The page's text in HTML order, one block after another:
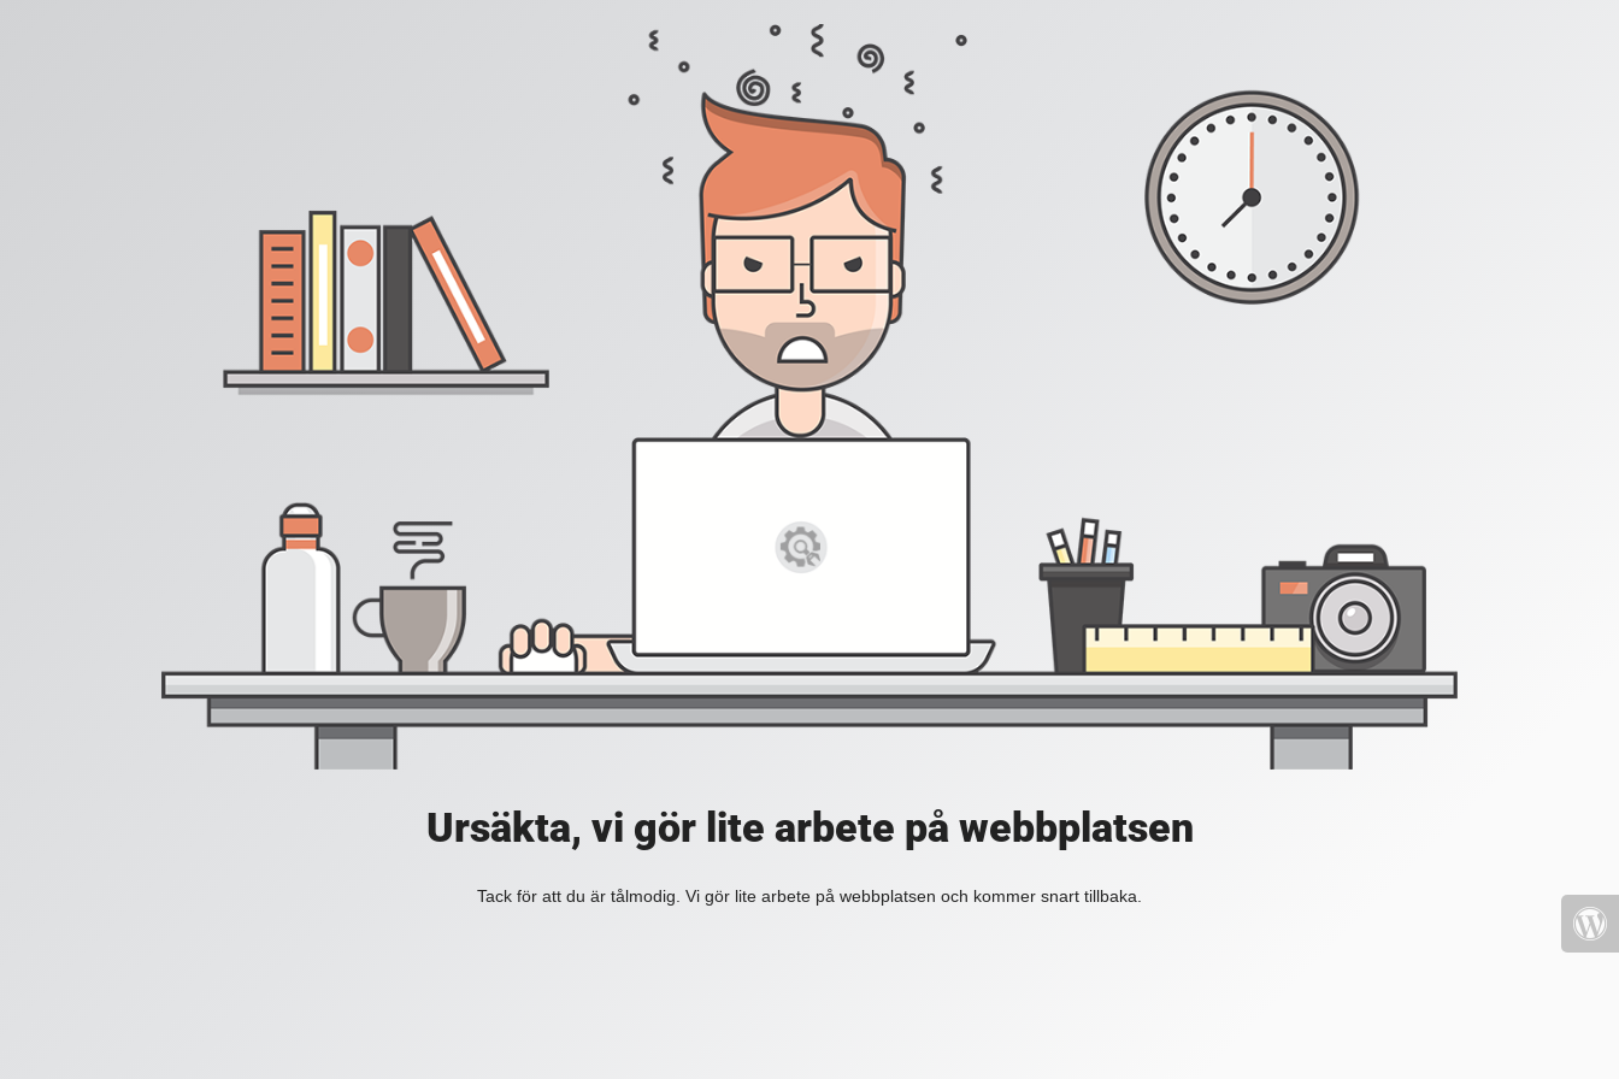
Ursäkta, vi gör lite arbete på webbplatsen
Tack för att du är tålmodig. Vi gör lite arbete på webbplatsen och kommer snart tillbaka.